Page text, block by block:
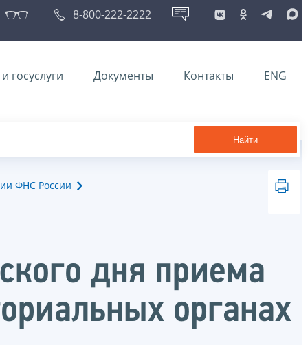
8-800-222-2222
госуслуги Документы Контакты ENG
Найти
ФНС России
дня приема
органах